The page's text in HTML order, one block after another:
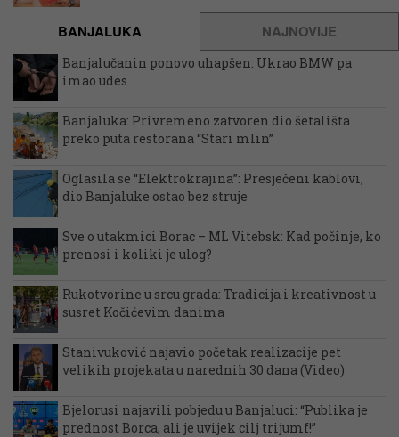
BANJALUKA NAJNOVIJE
Banjalučanin ponovo uhapšen: Ukrao BMW pa
imao udes
Banjaluka: Privremeno zatvoren dio šetališta
preko puta restorana “Stari mlin”
Oglasila se “Elektrokrajina”: Presječeni kablovi,
dio Banjaluke ostao bez struje
Sve o utakmici Borac – ML Vitebsk: Kad počinje, ko
prenosi i koliki je ulog?
Rukotvorine u srcu grada: Tradicija i kreativnost u
susret Kočićevim danima
Stanivuković najavio početak realizacije pet
velikih projekata u narednih 30 dana (Video)
Bjelorusi najavili pobjedu u Banjaluci: “Publika je
prednost Borca, ali je uvijek cilj trijumf!”